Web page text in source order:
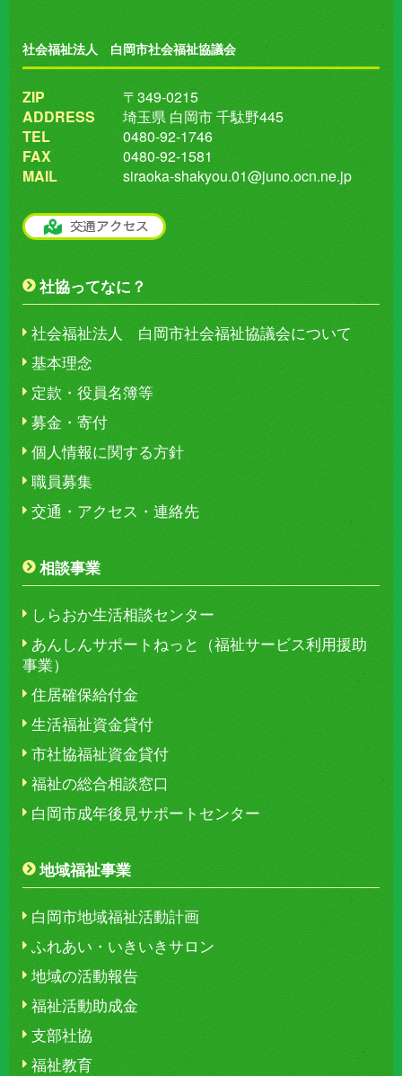
社会福祉法人 白岡市社会福祉協議会
ZIP
〒349-0215
ADDRESS
埼玉県 白岡市 千駄野445
TEL
0480-92-1746
FAX
0480-92-1581
MAIL
siraoka-shakyou.01@juno.ocn.ne.jp
社協ってなに？
社会福祉法人 白岡市社会福祉協議会について
基本理念
定款・役員名簿等
募金・寄付
個人情報に関する方針
職員募集
交通・アクセス・連絡先
相談事業
しらおか生活相談センター
あんしんサポートねっと（福祉サービス利用援助
事業）
住居確保給付金
生活福祉資金貸付
市社協福祉資金貸付
福祉の総合相談窓口
白岡市成年後見サポートセンター
地域福祉事業
白岡市地域福祉活動計画
ふれあい・いきいきサロン
地域の活動報告
福祉活動助成金
支部社協
福祉教育